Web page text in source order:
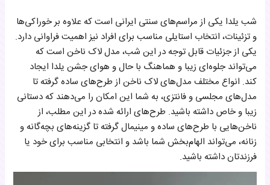
ترکیب یلدایی - کریسمسی
طرح‌های جدید و دخترانه
مدل‌های ساده و انار
شب یلدا یکی از مراسم‌های سنتی ایرانی است که علاوه بر خوراکی‌ها
و تزئینات، انتخاب استایلی مناسب برای افراد نیز اهمیت فراوانی دارد.
یکی از جزئیات قابل توجه در این شب، مدل لاک ناخن است که
می‌تواند جلوه‌ای زیبا و هماهنگ با حال و هوای جشن یلدا ایجاد
کند. انواع مختلف مدل‌های لاک ناخن از طرح‌های ساده گرفته تا
مدل‌های مجلسی و فانتزی، به شما این امکان را می‌دهند که دستانی
زیبا و خاص داشته باشید. طرح‌های ارائه شده در این مطلب، از
ناخن‌هایی با طرح‌های ساده و مینیمال گرفته تا گزینه‌های بچه‌گانه و
زنانه، می‌تواند الهام‌بخش شما باشد و انتخابی مناسب برای خود یا
فرزندتان داشته باشید.